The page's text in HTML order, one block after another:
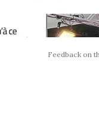
Feedback on